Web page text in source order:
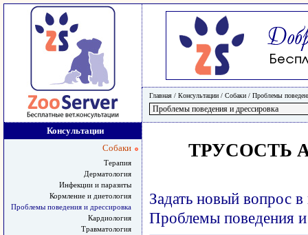
Главная / Консультации / Собаки / Проблемы
Консультации
Собаки
Терапия
Дерматология
Инфекции и паразиты
Кормление и диетология
Проблемы поведения и дрессировка
Кардиология
Травматология
ТРУСОСТЬ
Задать новый вопрос
Проблемы поведения и